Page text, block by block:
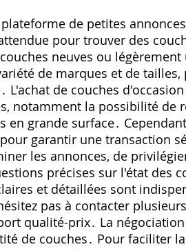
plateforme de petites
pour trouver des
neuves ou
de marques et de
L'achat de couches
notamment la possibilité
en grande surface․
garantir une transaction
les annonces‚ de
précises sur l'état des
et détaillées sont
pas à contacter
qualité-prix․ La
de couches․ Pour faciliter